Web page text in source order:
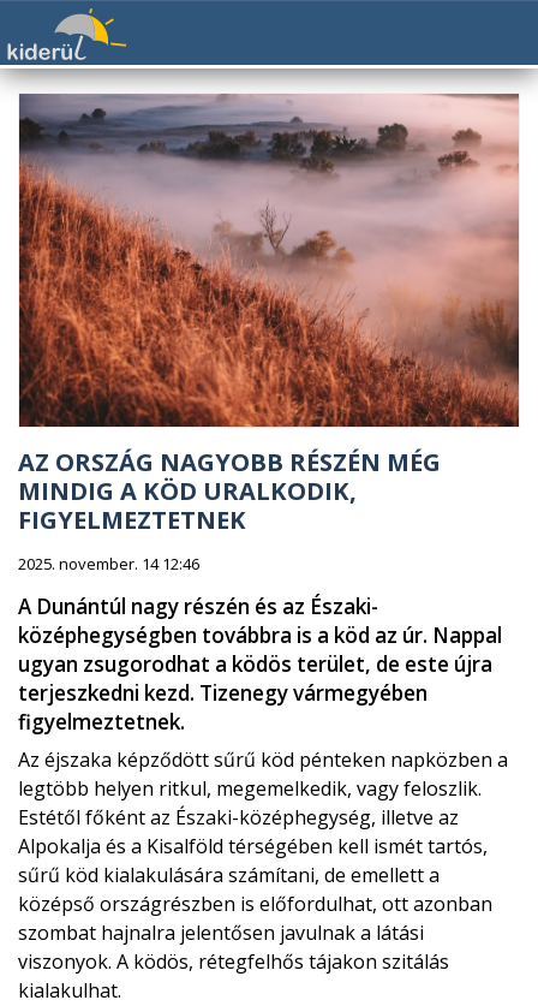
AZ ORSZÁG NAGYOBB RÉSZÉN MÉG
MINDIG A KÖD URALKODIK,
FIGYELMEZTETNEK
2025. november. 14 12:46
A Dunántúl nagy részén és az Északi-
középhegységben továbbra is a köd az úr. Nappal
ugyan zsugorodhat a ködös terület, de este újra
terjeszkedni kezd. Tizenegy vármegyében
figyelmeztetnek.
Az éjszaka képződött sűrű köd pénteken napközben a
legtöbb helyen ritkul, megemelkedik, vagy feloszlik.
Estétől főként az Északi-középhegység, illetve az
Alpokalja és a Kisalföld térségében kell ismét tartós,
sűrű köd kialakulására számítani, de emellett a
középső országrészben is előfordulhat, ott azonban
szombat hajnalra jelentősen javulnak a látási
viszonyok. A ködös, rétegfelhős tájakon szitálás
kialakulhat.